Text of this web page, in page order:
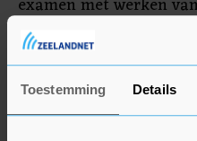
Toestemming Details
Carmen Fantasie van
september 2020
Conservatorium van
ze als hoofdvak